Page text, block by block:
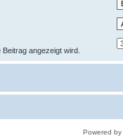
angezeigt wird.
Powered by